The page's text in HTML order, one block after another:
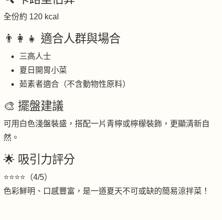
全份約 120 kcal
👨‍👩‍👧 適合人群與場合
三高人士
夏日開胃小菜
茹素者適合（不含動物性原料）
🎨 擺盤建議
可用白色淺盤裝盛，搭配一片青檸或檸檬裝飾，更顯清新自
然。
🌟 吸引力評分
⭐️⭐️⭐️⭐️（4/5）
色彩鮮明、口感豐富，是一道夏天不可或缺的簡易涼拌菜！